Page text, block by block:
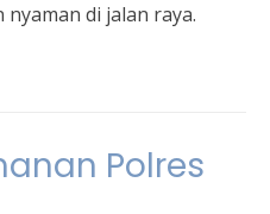
di jalan raya.
Polres